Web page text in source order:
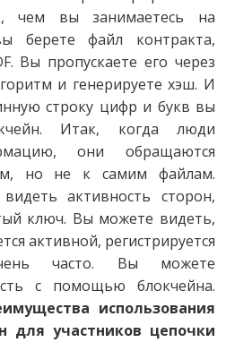
чем вы занимаетесь на
берете файл контракта,
Вы пропускаете его через
и генерируете хэш. И
строку цифр и букв вы
Итак, когда люди
они обращаются
но не к самим файлам.
активность сторон,
ключ. Вы можете видеть,
активной, регистрируется
часто. Вы можете
с помощью блокчейна.
использования
для участников цепочки